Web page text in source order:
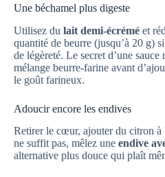
Une béchamel plus digeste
Utilisez du lait demi-écrémé et
quantité de beurre (jusqu’à 20 g)
de légèreté. Le secret d’une
mélange beurre-farine avant
le goût farineux.
Adoucir encore les endives
Retirer le cœur, ajouter du citron
ne suffit pas, mêlez une endive
alternative plus douce qui plaît